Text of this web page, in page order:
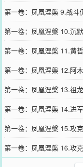
第一卷：凤凰涅槃 9.战斗
第一卷：凤凰涅槃 10.沉
第一卷：凤凰涅槃 11.黄
第一卷：凤凰涅槃 12.阿
第一卷：凤凰涅槃 13.祖
第一卷：凤凰涅槃 14.进
第一卷：凤凰涅槃 15.攻克
第一卷：凤凰涅槃 16.攻克